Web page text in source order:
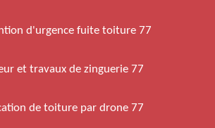
d'urgence fuite toiture 77
et travaux de zinguerie 77
de toiture par drone 77